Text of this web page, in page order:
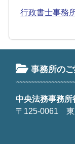
行政書士事務
事務所の
中央法務事務所
〒125-0061 東